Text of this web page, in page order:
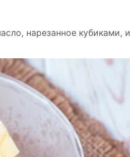
нарезанное кубиками, и